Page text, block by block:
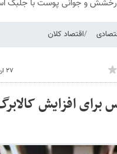
و جوانی پوست با جلبک
اقتصاد کلان
۲۷ اردیبهشت ۱۴۰۵ - ۲۳:۲۰
افزایش